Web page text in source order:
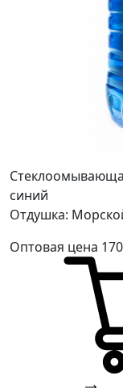
синий
Отдушка:
Оптовая цена 170